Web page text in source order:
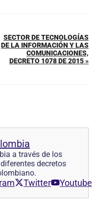
SECTOR DE TECNOLOGÍAS
DE LA INFORMACIÓN Y LAS
COMUNICACIONES,
DECRETO 1078 DE 2015 »
a través de los
decretos
Twitter Youtube